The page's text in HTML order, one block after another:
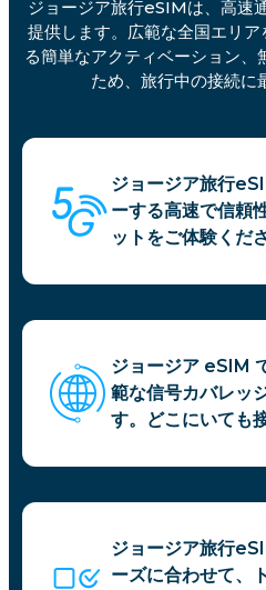
ジョージア旅行eSIMは、高速
提供します。広範な全国エリ
る簡単なアクティベーション
ため、旅行中の接続に
ジョージア旅行
ーする高速で信頼
ットをご体験くだ
ジョージア eSIM
範な信号カバレッ
す。どこにいても
ジョージア旅行
ーズに合わせて、